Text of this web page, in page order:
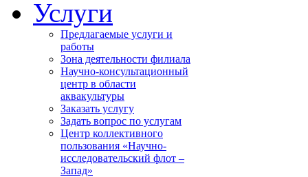
Услуги
Предлагаемые услуги и
работы
Зона деятельности филиала
Научно-консультационный
центр в области
аквакультуры
Заказать услугу
Задать вопрос по услугам
Центр коллективного
пользования «Научно-
исследовательский флот –
Запад»